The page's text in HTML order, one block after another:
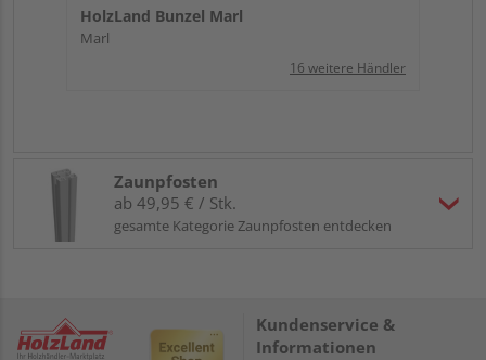
HolzLand Bunzel Marl
Marl
16 weitere Händler
Zaunpfosten
ab 49,95 € / Stk.
gesamte Kategorie Zaunpfosten entdecken
Kundenservice &
Informationen